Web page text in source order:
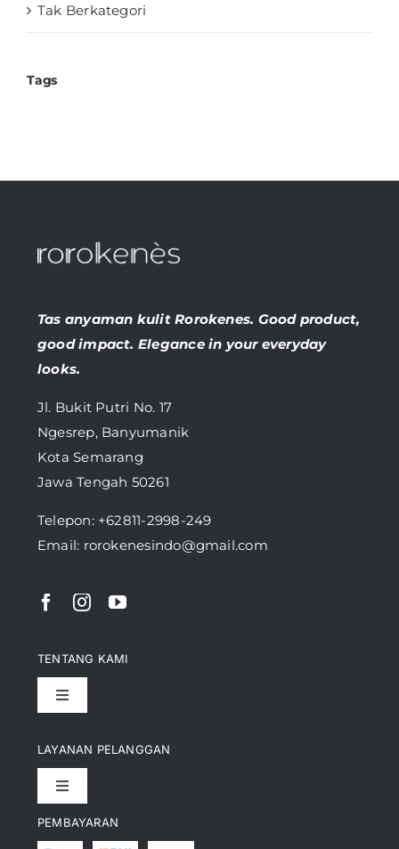
Tak Berkategori
Tags
Tas anyaman kulit Rorokenes. Good product,
good impact. Elegance in your everyday
looks.
Jl. Bukit Putri No. 17
Ngesrep, Banyumanik
Kota Semarang
Jawa Tengah 50261
Telepon: +62811-2998-249
Email: rorokenesindo@gmail.com
LAYANAN PELANGGAN
Toggle
TENTANG KAMI
Toggle
Pencapaian
Artikel
PEMBAYARAN